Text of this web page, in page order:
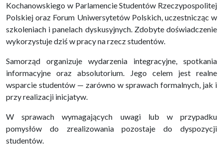
Kochanowskiego w Parlamencie Studentów Rzeczypospolitej
Polskiej oraz Forum Uniwersytetów Polskich, uczestnicząc w
szkoleniach i panelach dyskusyjnych. Zdobyte doświadczenie
wykorzystuje dziś w pracy na rzecz studentów.
Samorząd organizuje wydarzenia integracyjne, spotkania
informacyjne oraz absolutorium. Jego celem jest realne
wsparcie studentów — zarówno w sprawach formalnych, jak i
przy realizacji inicjatyw.
W sprawach wymagających uwagi lub w przypadku
pomysłów do zrealizowania pozostaje do dyspozycji
studentów.